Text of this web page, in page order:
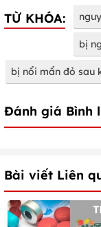
TỪ KHÓA:
bị
bị nổi mẩn đỏ sau
Đánh giá Bình
Bài viết Liên